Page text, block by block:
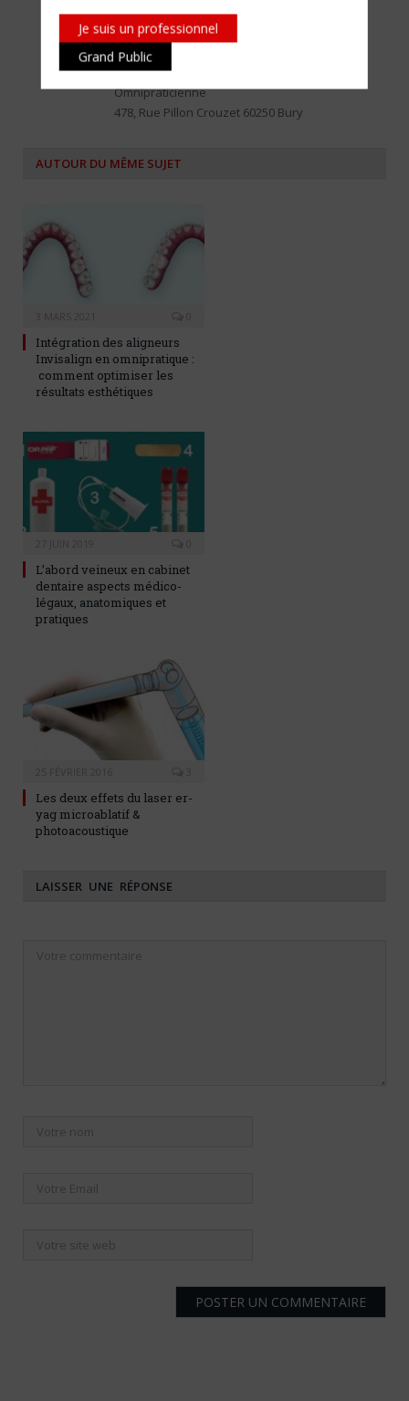
Je suis un professionnel
Grand PublicDr. marie-Emmanuelle BRETEL
Omnipraticienne
478, Rue Pillon Crouzet 60250 Bury
AUTOUR DU MÊME SUJET
Intégration des aligneurs
Invisalign en omnipratique :
comment optimiser les
résultats esthétiques
L’abord veineux en cabinet
dentaire aspects médico-
légaux, anatomiques et
pratiques
Les deux effets du laser er-
yag microablatif &
photoacoustique
LAISSER UNE RÉPONSE